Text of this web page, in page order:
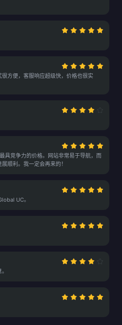
方便，客服响应超级快，价格也很实
具竞争力的价格。网站非常易于导航，而
顺利。我一定会再来的！
UC。